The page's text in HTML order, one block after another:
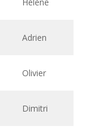
Hélène
Adrien
Olivier
Dimitri